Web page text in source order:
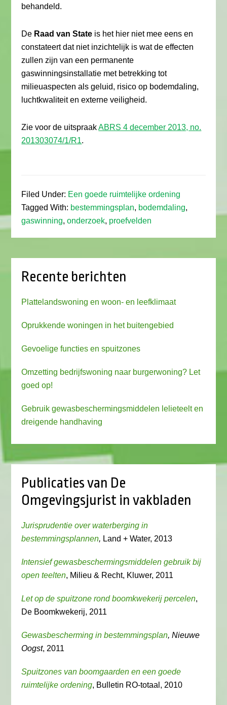
behandeld.
De Raad van State is het hier niet mee eens en
constateert dat niet inzichtelijk is wat de effecten
zullen zijn van een permanente
gaswinningsinstallatie met betrekking tot
milieuaspecten als geluid, risico op bodemdaling,
luchtkwaliteit en externe veiligheid.
Zie voor de uitspraakABRS 4 december 2013, no.
201303074/1/R1.
Filed Under: Een goede ruimtelijke ordening
Tagged With: bestemmingsplan, bodemdaling,
gaswinning,onderzoek, proefvelden
Recente berichten
Plattelandswoning en woon- en leefklimaat
Oprukkende woningen in het buitengebied
Gevoelige functies en spuitzones
Omzetting bedrijfswoning naar burgerwoning? Let
goed op!
Gebruik gewasbeschermingsmiddelen lelieteelt en
dreigende handhaving
Publicaties van De
Omgevingsjurist in vakbladen
Jurisprudentie over waterberging in
bestemmingsplannen, Land + Water, 2013
Intensief gewasbeschermingsmiddelen gebruik bij
open teelten, Milieu & Recht, Kluwer, 2011
Let op de spuitzone rond boomkwekerij percelen,
De Boomkwekerij, 2011
Gewasbescherming in bestemmingsplan, Nieuwe
Oogst, 2011
Spuitzones van boomgaarden en een goede
ruimtelijke ordening, Bulletin RO-totaal, 2010